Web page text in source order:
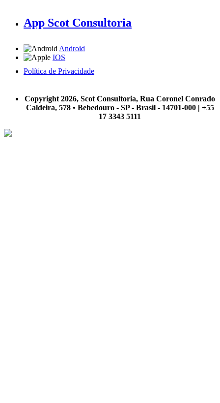
App Scot Consultoria
Android
IOS
Política de Privacidade
Copyright 2026, Scot Consultoria, Rua Coronel Conrado
Caldeira, 578 • Bebedouro - SP - Brasil - 14701-000 | +55
17 3343 5111